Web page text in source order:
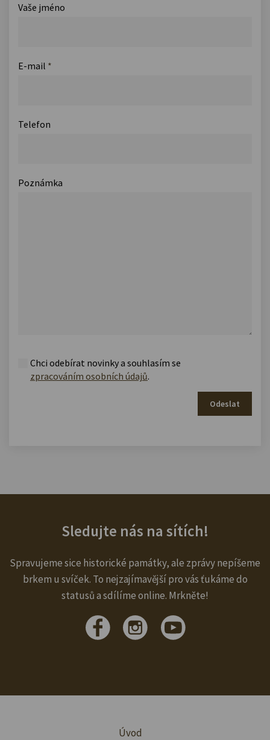
Vaše jméno
E-mail *
Telefon
Poznámka
Chci odebírat novinky a souhlasím se
zpracováním osobních údajů.
Odeslat
Sledujte nás na sítích!
Spravujeme sice historické památky, ale zprávy nepíšeme
brkem u svíček. To nejzajímavější pro vás ťukáme do
statusů a sdílíme online. Mrkněte!
Úvod